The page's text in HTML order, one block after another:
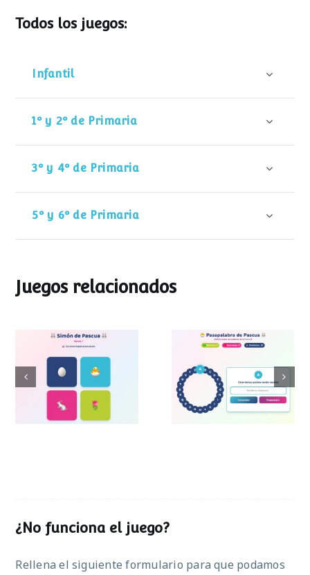
Todos los juegos:
Infantil
1º y 2º de Primaria
3º y 4º de Primaria
5º y 6º de Primaria
Juegos relacionados
Simon de Pascua
Pasapalabra de
Pascua
¿No funciona el juego?
Rellena el siguiente formulario para que podamos